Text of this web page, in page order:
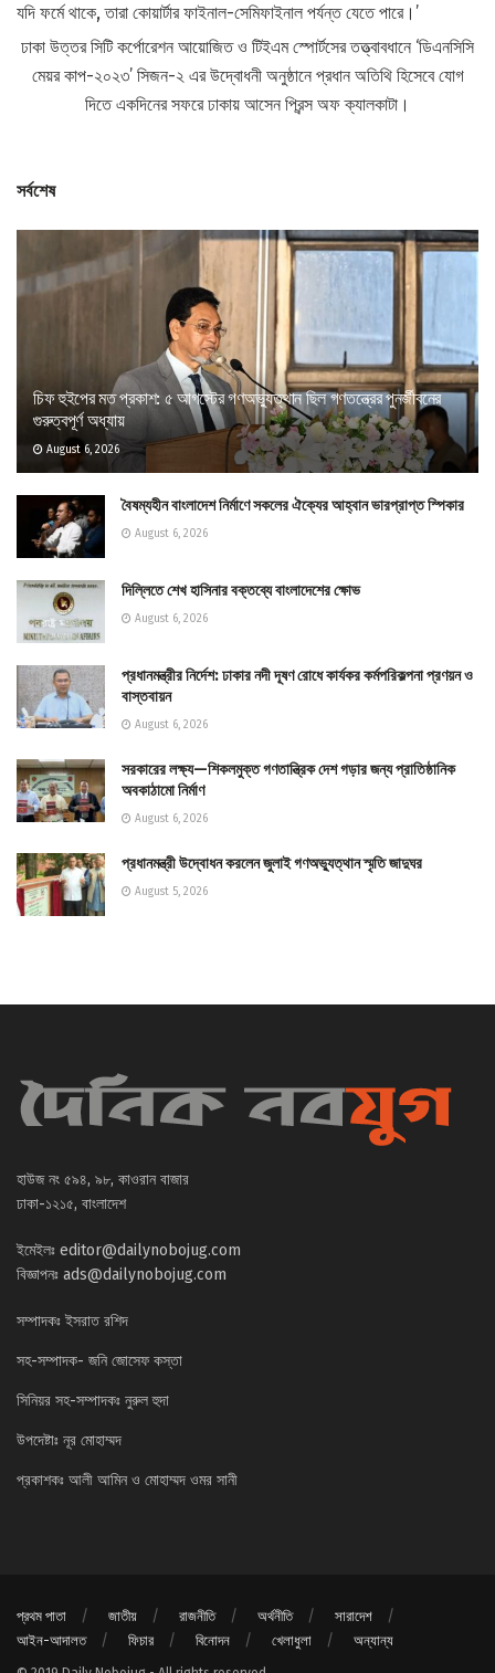
যদি ফর্মে থাকে, তারা কোয়ার্টার ফাইনাল-সেমিফাইনাল পর্যন্ত যেতে পারে।’
ঢাকা উত্তর সিটি কর্পোরেশন আয়োজিত ও টিইএম স্পোর্টসের তত্ত্বাবধানে ‘ডিএনসিসি
মেয়র কাপ-২০২৩’ সিজন-২ এর উদ্বোধনী অনুষ্ঠানে প্রধান অতিথি হিসেবে যোগ
দিতে একদিনের সফরে ঢাকায় আসেন প্রিন্স অফ ক্যালকাটা।
সর্বশেষ
চিফ হুইপের মত প্রকাশ: ৫ আগস্টের গণঅভ্যুত্থান ছিল গণতন্ত্রের পুনর্জীবনের
গুরুত্বপূর্ণ অধ্যায়
August 6, 2026
বৈষম্যহীন বাংলাদেশ নির্মাণে সকলের ঐক্যের আহ্বান ভারপ্রাপ্ত স্পিকার
August 6, 2026
দিল্লিতে শেখ হাসিনার বক্তব্যে বাংলাদেশের ক্ষোভ
August 6, 2026
প্রধানমন্ত্রীর নির্দেশ: ঢাকার নদী দূষণ রোধে কার্যকর কর্মপরিকল্পনা প্রণয়ন ও
বাস্তবায়ন
August 6, 2026
সরকারের লক্ষ্য—শিকলমুক্ত গণতান্ত্রিক দেশ গড়ার জন্য প্রাতিষ্ঠানিক
অবকাঠামো নির্মাণ
August 6, 2026
প্রধানমন্ত্রী উদ্বোধন করলেন জুলাই গণঅভ্যুত্থান স্মৃতি জাদুঘর
August 5, 2026
হাউজ নং ৫৯৪, ৯৮, কাওরান বাজার
ঢাকা-১২১৫, বাংলাদেশ
ইমেইলঃ editor@dailynobojug.com
বিজ্ঞাপনঃ ads@dailynobojug.com
সম্পাদকঃ ইসরাত রশিদ
সহ-সম্পাদক- জনি জোসেফ কস্তা
সিনিয়র সহ-সম্পাদকঃ নুরুল হুদা
উপদেষ্টাঃ নূর মোহাম্মদ
প্রকাশকঃ আলী আমিন ও মোহাম্মদ ওমর সানী
প্রথম পাতা জাতীয় রাজনীতি অর্থনীতি
সারাদেশ
আইন-আদালত
ফিচার বিনোদন খেলাধুলা অন্যান্য